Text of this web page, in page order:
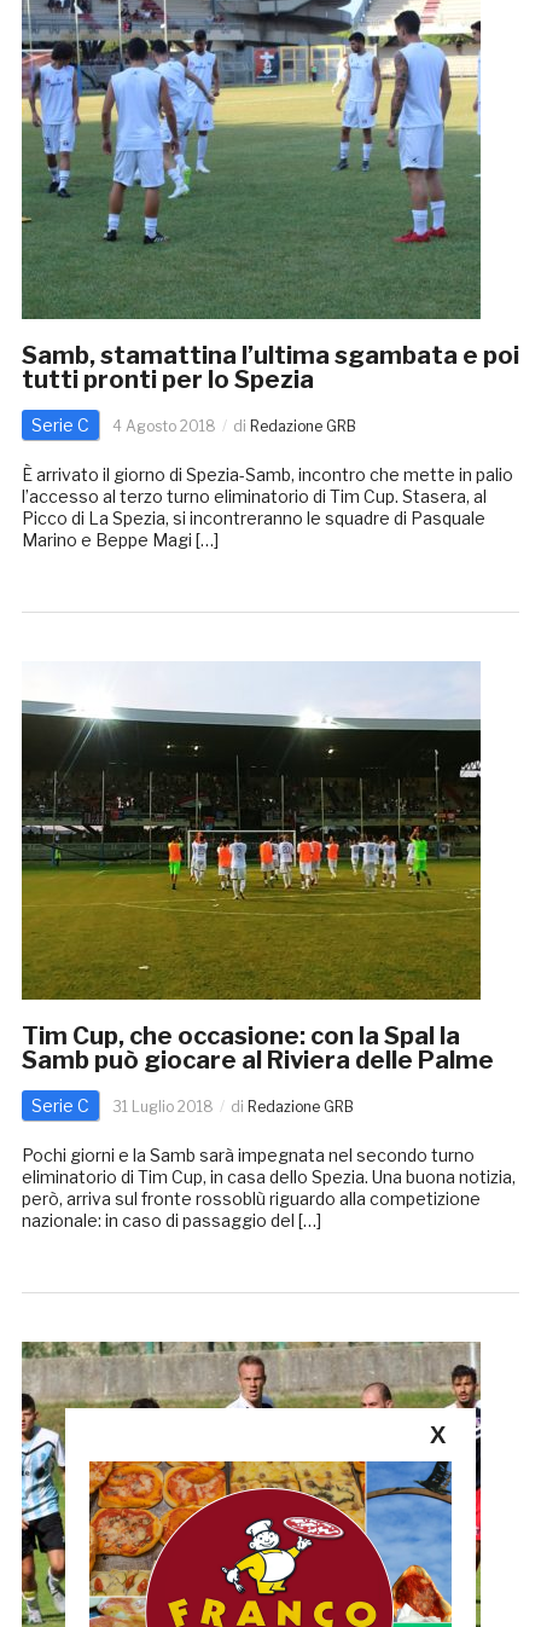
Samb, stamattina l’ultima sgambata e poi
tutti pronti per lo Spezia
Serie C 4 Agosto 2018 di Redazione GRB
È arrivato il giorno di Spezia-Samb, incontro che mette in palio
l’accesso al terzo turno eliminatorio di Tim Cup. Stasera, al
Picco di La Spezia, si incontreranno le squadre di Pasquale
Marino e Beppe Magi […]
Tim Cup, che occasione: con la Spal la
Samb può giocare al Riviera delle Palme
Serie C 31 Luglio 2018 di Redazione GRB
Pochi giorni e la Samb sarà impegnata nel secondo turno
eliminatorio di Tim Cup, in casa dello Spezia. Una buona notizia,
però, arriva sul fronte rossoblù riguardo alla competizione
nazionale: in caso di passaggio del […]
X